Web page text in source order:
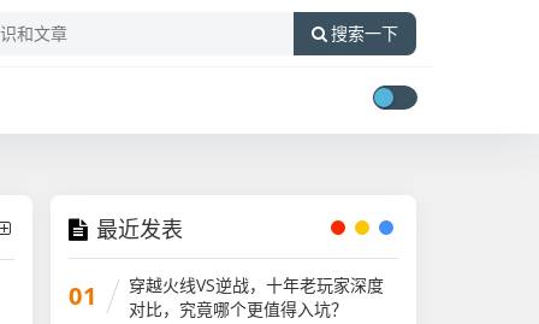
搜索一下
最近发表
01
穿越火线VS逆战，十年老玩家深度
对比，究竟哪个更值得入坑？